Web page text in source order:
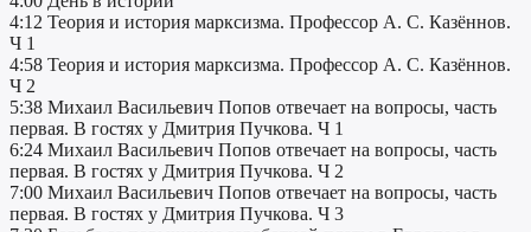
4:12 Теория и история марксизма. Профессор А. С. Казённов.
Ч 1
4:58 Теория и история марксизма. Профессор А. С. Казённов.
Ч 2
5:38 Михаил Васильевич Попов отвечает на вопросы, часть
первая. В гостях у Дмитрия Пучкова. Ч 1
6:24 Михаил Васильевич Попов отвечает на вопросы, часть
первая. В гостях у Дмитрия Пучкова. Ч 2
7:00 Михаил Васильевич Попов отвечает на вопросы, часть
первая. В гостях у Дмитрия Пучкова. Ч 3